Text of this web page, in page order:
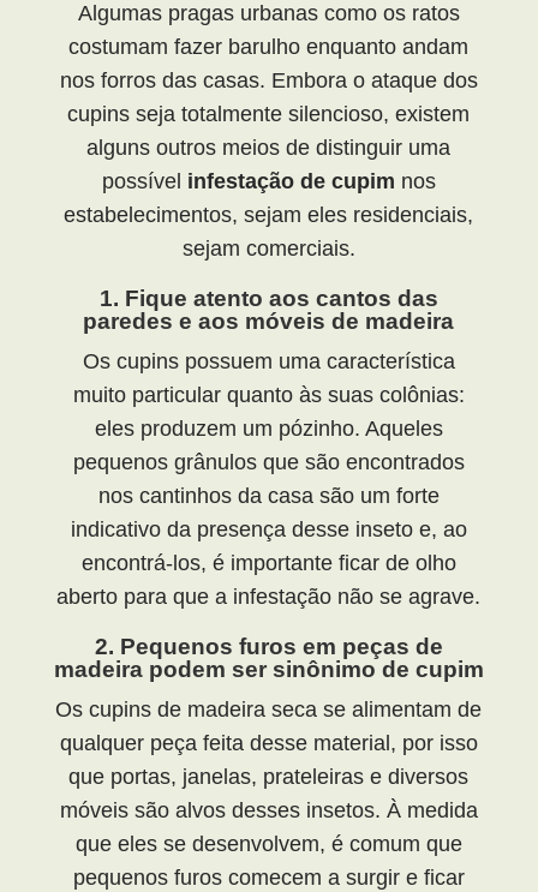
Algumas pragas urbanas como os ratos
costumam fazer barulho enquanto andam
nos forros das casas. Embora o ataque dos
cupins seja totalmente silencioso, existem
alguns outros meios de distinguir uma
possível infestação de cupim nos
estabelecimentos, sejam eles residenciais,
sejam comerciais.
1. Fique atento aos cantos das
paredes e aos móveis de madeira
Os cupins possuem uma característica
muito particular quanto às suas colônias:
eles produzem um pózinho. Aqueles
pequenos grânulos que são encontrados
nos cantinhos da casa são um forte
indicativo da presença desse inseto e, ao
encontrá-los, é importante ficar de olho
aberto para que a infestação não se agrave.
2. Pequenos furos em peças de
madeira podem ser sinônimo de cupim
Os cupins de madeira seca se alimentam de
qualquer peça feita desse material, por isso
que portas, janelas, prateleiras e diversos
móveis são alvos desses insetos. À medida
que eles se desenvolvem, é comum que
pequenos furos comecem a surgir e ficar